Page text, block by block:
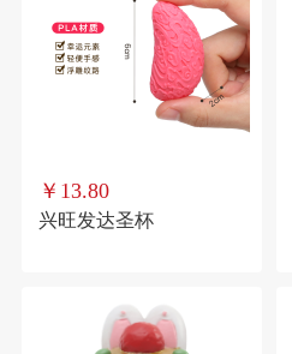
￥13.80
兴旺发达圣杯